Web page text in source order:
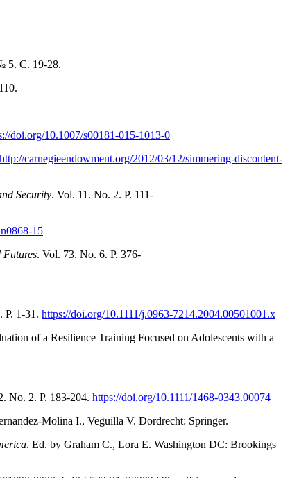
5. С. 19-28.
doi.org/10.1007/s00181-015-1013-0
http://carnegieendowment.org/2012/03/12/simmering-discontent-
Security. Vol. 11. No. 2. P. 111-
15
Futures. Vol. 73. No. 6. P. 376-
P. 1-31. https://doi.org/10.1111/j.0963-7214.2004.00501001.x
of a Resilience Training Focused on Adolescents with a
No. 2. P. 183-204. https://doi.org/10.1111/1468-0343.00074
Molina I., Veguilla V. Dordrecht: Springer.
. Ed. by Graham C., Lora E. Washington DC: Brookings